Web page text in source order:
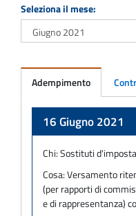
Seleziona il mese:
Adempimento
16 Giugno 2021
Chi:Sostituti d'imposta
Cosa:Versamento
(per rapporti di
e di rappresentanza)